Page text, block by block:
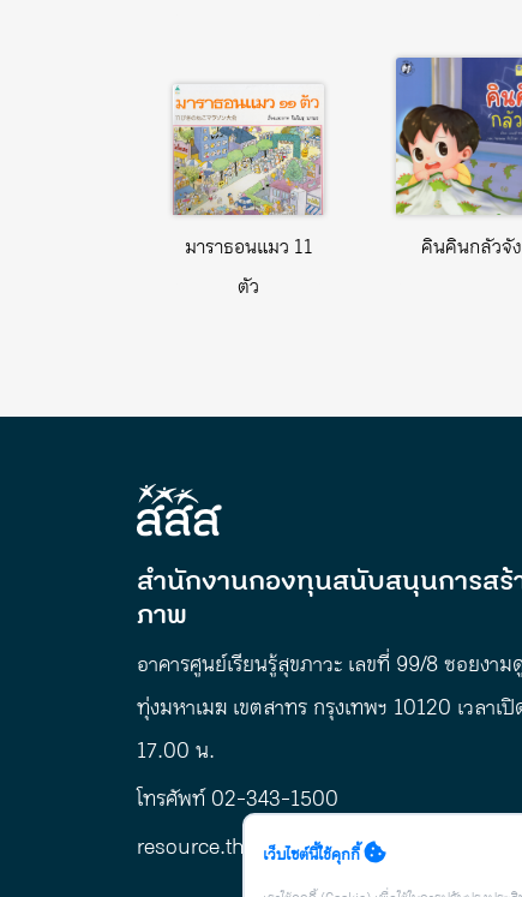
มาราธอนแมว 11
ตัว
คินคินกลัวจัง
เว็บไซต์นี้ใช้คุกกี้
สำนักงานกองทุนสนับสนุนการสร้
ภาพ
อาคารศูนย์เรียนรู้สุขภาวะ เลขที่ 99/8 ซอยงา
ทุ่งมหาเมฆ เขตสาทร กรุงเทพฯ 10120 เวลาเ
17.00 น.
โทรศัพท์ 02-343-1500
resource.thc@thaihealth.or.th